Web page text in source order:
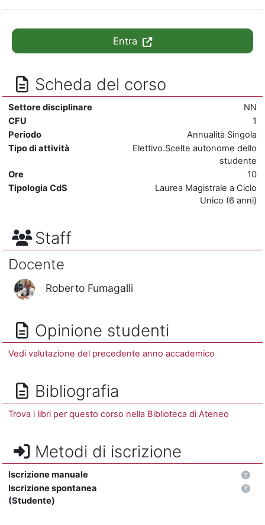
Entra
Scheda del corso
Settore disciplinare
NN
CFU
1
Periodo
Annualità Singola
Tipo di attività
Elettivo.Scelte autonome dello
studente
Ore
10
Tipologia CdS
Laurea Magistrale a Ciclo
Unico (6 anni)
Staff
Docente
Roberto Fumagalli
Opinione studenti
Vedi valutazione del precedente anno accademico
Bibliografia
Trova i libri per questo corso nella Biblioteca di Ateneo
Metodi di iscrizione
Iscrizione manuale
Iscrizione spontanea
(Studente)